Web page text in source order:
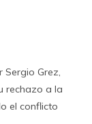
Grez,
rechazo a la
el conflicto